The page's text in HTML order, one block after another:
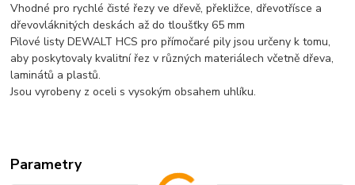
Vhodné pro rychlé čisté řezy ve dřevě, překližce, dřevotřísce a
dřevovláknitých deskách až do tloušťky 65 mm
Pilové listy DEWALT HCS pro přímočaré pily jsou určeny k tomu,
aby poskytovaly kvalitní řez v různých materiálech včetně dřeva,
laminátů a plastů.
Jsou vyrobeny z oceli s vysokým obsahem uhlíku.
Parametry